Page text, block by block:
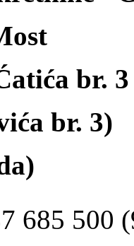
br. 3
br. 3)
685 500